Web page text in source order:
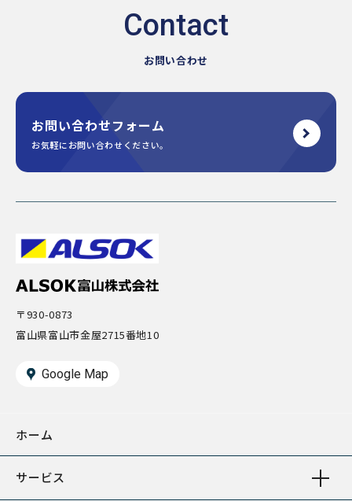
お問い合わせ
お問い合わせフォーム
お気軽にお問い合わせください。
〒930-0873
富山県富山市金屋2715番地10
Google Map
ホーム
サービス